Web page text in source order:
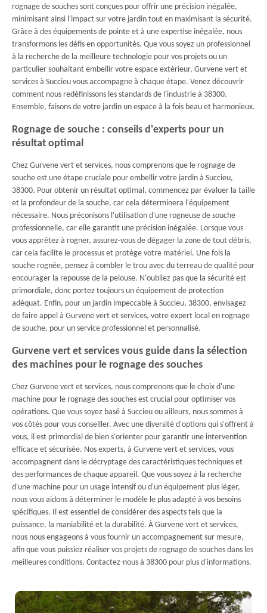
rognage de souches sont conçues pour offrir une précision inégalée,
minimisant ainsi l'impact sur votre jardin tout en maximisant la sécurité.
Grâce à des équipements de pointe et à une expertise inégalée, nous
transformons les défis en opportunités. Que vous soyez un professionnel
à la recherche de la meilleure technologie pour vos projets ou un
particulier souhaitant embellir votre espace extérieur, Gurvene vert et
services à Succieu vous accompagne à chaque étape. Venez découvrir
comment nous redéfinissons les standards de l'industrie à 38300.
Ensemble, faisons de votre jardin un espace à la fois beau et harmonieux.
Rognage de souche : conseils d'experts pour un
résultat optimal
Chez Gurvene vert et services, nous comprenons que le rognage de
souche est une étape cruciale pour embellir votre jardin à Succieu,
38300. Pour obtenir un résultat optimal, commencez par évaluer la taille
et la profondeur de la souche, car cela déterminera l'équipement
nécessaire. Nous préconisons l'utilisation d'une rogneuse de souche
professionnelle, car elle garantit une précision inégalée. Lorsque vous
vous apprêtez à rogner, assurez-vous de dégager la zone de tout débris,
car cela facilite le processus et protège votre matériel. Une fois la
souche rognée, pensez à combler le trou avec du terreau de qualité pour
encourager la repousse de la pelouse. N'oubliez pas que la sécurité est
primordiale, donc portez toujours un équipement de protection
adéquat. Enfin, pour un jardin impeccable à Succieu, 38300, envisagez
de faire appel à Gurvene vert et services, votre expert local en rognage
de souche, pour un service professionnel et personnalisé.
Gurvene vert et services vous guide dans la sélection
des machines pour le rognage des souches
Chez Gurvene vert et services, nous comprenons que le choix d'une
machine pour le rognage des souches est crucial pour optimiser vos
opérations. Que vous soyez basé à Succieu ou ailleurs, nous sommes à
vos côtés pour vous conseiller. Avec une diversité d'options qui s'offrent à
vous, il est primordial de bien s'orienter pour garantir une intervention
efficace et sécurisée. Nos experts, à Gurvene vert et services, vous
accompagnent dans le décryptage des caractéristiques techniques et
des performances de chaque appareil. Que vous soyez à la recherche
d'une machine pour un usage intensif ou d'un équipement plus léger,
nous vous aidons à déterminer le modèle le plus adapté à vos besoins
spécifiques. Il est essentiel de considérer des aspects tels que la
puissance, la maniabilité et la durabilité. À Gurvene vert et services,
nous nous engageons à vous fournir un accompagnement sur mesure,
afin que vous puissiez réaliser vos projets de rognage de souches dans les
meilleures conditions. Contactez-nous à 38300 pour plus d'informations.